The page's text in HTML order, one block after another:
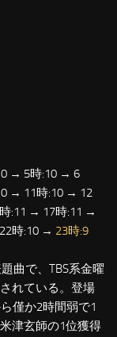
→ 5時:10 → 6
→ 11時:10 → 12
:11 → 17時:11 →
時:10 → 23時:9
曲で、TBS系金曜
れている。登場
僅か2時間弱で1
津玄師の1位獲得